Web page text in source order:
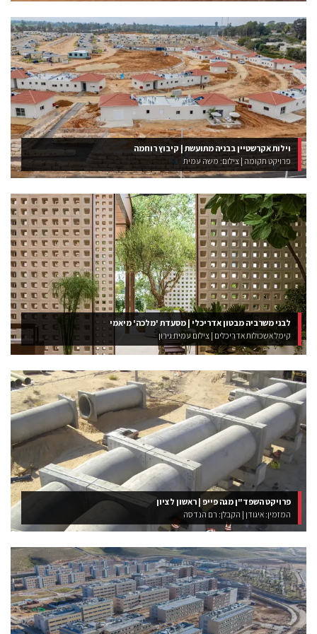
וילות אקרשטיין בבניה מתועשת | קיבוץ רוחמה
פרויקט תקומה | צילום: משה עמית
לבני משרביה מבטון אדריכלי | מסעדת 'מלכה' מיאמי
קימל אשכולות אדריכלים | צילום עמית גירון
פרויקט השפד"ן מגה פייפ | ראשון לציון
המזמין: איגודן | הקבלן: רם הנדסה